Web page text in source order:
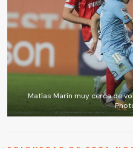
Matías Marín muy cerca de